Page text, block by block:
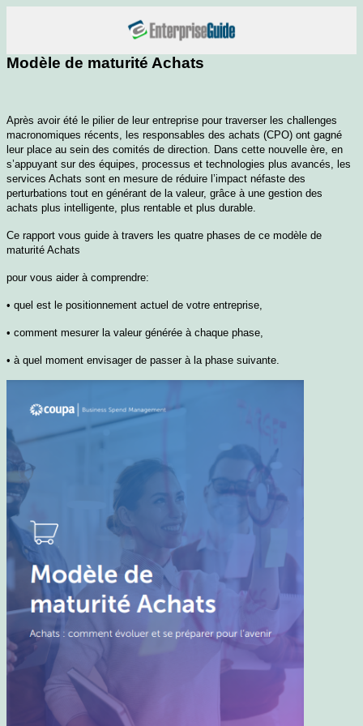
Modèle de maturité Achats
Après avoir été le pilier de leur entreprise pour traverser les challenges
macronomiques récents, les responsables des achats (CPO) ont gagné
leur place au sein des comités de direction. Dans cette nouvelle ère, en
s’appuyant sur des équipes, processus et technologies plus avancés, les
services Achats sont en mesure de réduire l’impact néfaste des
perturbations tout en générant de la valeur, grâce à une gestion des
achats plus intelligente, plus rentable et plus durable.
Ce rapport vous guide à travers les quatre phases de ce modèle de
maturité Achats
pour vous aider à comprendre:
• quel est le positionnement actuel de votre entreprise,
• comment mesurer la valeur générée à chaque phase,
• à quel moment envisager de passer à la phase suivante.